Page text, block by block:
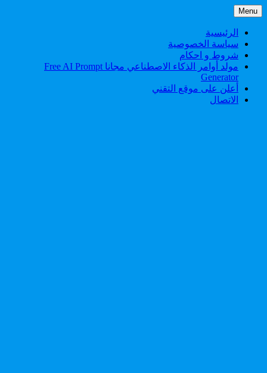
Skip
to
content
Menu
الرئيسية
سياسة الخصوصية
شروط و احكام
مولد أوامر الذكاء الاصطناعي مجانا Free AI Prompt
Generator
أعلن على موقع التقني
الاتصال